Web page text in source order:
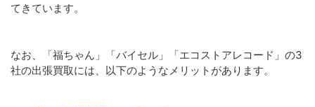
てきています。
なお、「福ちゃん」「バイセル」「エコストアレコード」の3
社の出張買取には、以下のようなメリットがあります。